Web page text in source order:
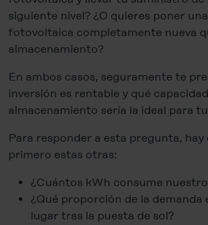
siguiente nivel? ¿O quieres poner
fotovoltaica completamente nueva
almacenamiento?
En ambos casos, seguramente te
inversión es rentable y qué
almacenamiento sería la ideal para
Para responder a esta pregunta, hay
primero estas otras:
¿Cuántos kWh consume
¿Qué proporción de la demanda
lugar tras la puesta de sol?